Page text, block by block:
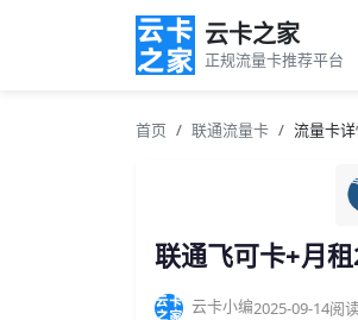
云卡之家
正规流量卡推荐平台
首页 联通流量卡 流量卡
联通飞可卡+月
云卡小编2025-09-14阅